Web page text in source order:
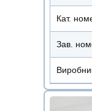
Кат.
Зав.